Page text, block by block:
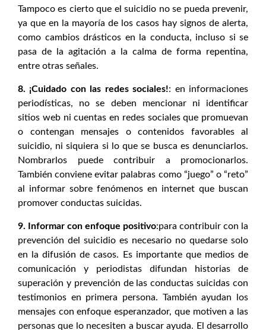
Tampoco es cierto que el suicidio no se pueda prevenir,
ya que en la mayoría de los casos hay signos de alerta,
como cambios drásticos en la conducta, incluso si se
pasa de la agitación a la calma de forma repentina,
entre otras señales.
8. ¡Cuidado con las redes sociales!: en informaciones
periodísticas, no se deben mencionar ni identificar
sitios web ni cuentas en redes sociales que promuevan
o contengan mensajes o contenidos favorables al
suicidio, ni siquiera si lo que se busca es denunciarlos.
Nombrarlos puede contribuir a promocionarlos.
También conviene evitar palabras como “juego” o “reto”
al informar sobre fenómenos en internet que buscan
promover conductas suicidas.
9. Informar con enfoque positivo:para contribuir con la
prevención del suicidio es necesario no quedarse solo
en la difusión de casos. Es importante que medios de
comunicación y periodistas difundan historias de
superación y prevención de las conductas suicidas con
testimonios en primera persona. También ayudan los
mensajes con enfoque esperanzador, que motiven a las
personas que lo necesiten a buscar ayuda. El desarrollo